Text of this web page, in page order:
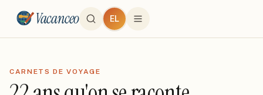
Vacanceo EL
CARNETS DE VOYAGE